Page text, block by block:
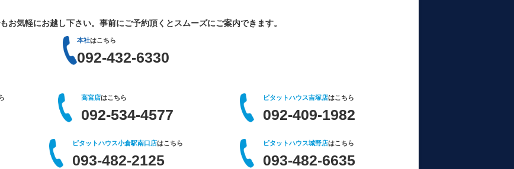
お気軽にお越し下さい。 事前にご予約頂くとスムーズにご案内できます。
本社はこちら
092-432-6330
高宮店はこちら
092-534-4577
ピタットハウス吉塚店はこちら
092-409-1982
ピタットハウス小倉駅南口店はこちら
093-482-2125
ピタットハウス城野店はこちら
093-482-6635